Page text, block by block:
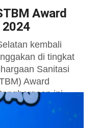
Award
2024
kembali
di tingkat
Sanitasi
Award
ini...